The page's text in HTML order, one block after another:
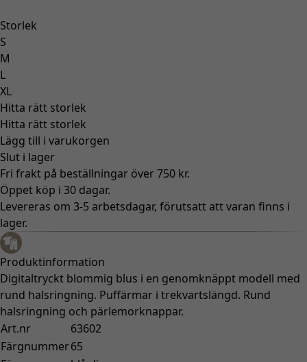
Storlek
S
M
L
XL
Hitta rätt storlek
Hitta rätt storlek
Lägg till i varukorgen
Slut i lager
Fri frakt på beställningar över 750 kr.
Öppet köp i 30 dagar.
Levereras om 3-5 arbetsdagar, förutsatt att varan finns i
lager.
Produktinformation
Digitaltryckt blommig blus i en genomknäppt modell med
rund halsringning. Puffärmar i trekvartslängd. Rund
halsringning och pärlemorknappar.
Art.nr
63602
Färgnummer65